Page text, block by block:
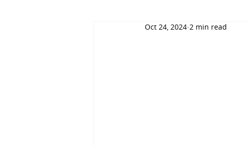
Oct 24, 2024 2 min read